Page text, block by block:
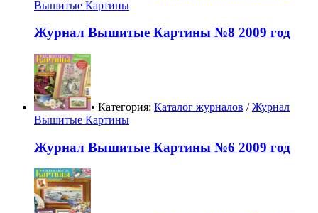
Вышитые Картины
Журнал Вышитые Картины №8 2009 год
• Категория: Каталог журналов /Журнал
Вышитые Картины
Журнал Вышитые Картины №6 2009 год